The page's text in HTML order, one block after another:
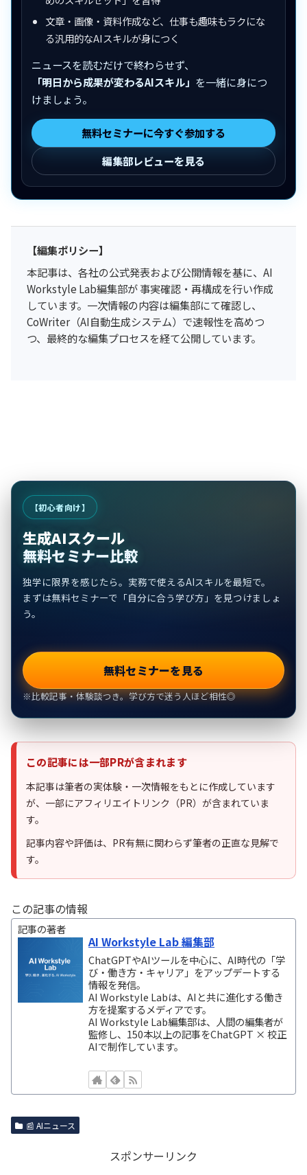
文章・画像・資料作成など、仕事も趣味もラクにな
る汎用的なAIスキルが身につく
ニュースを読むだけで終わらせず、
「明日から成果が変わるAIスキル」 を一緒に身につ
けましょう。
無料セミナーに今すぐ参加する
編集部レビューを見る
【編集ポリシー】
本記事は、各社の公式発表および公開情報を基に、AI
Workstyle Lab編集部が 事実確認・再構成を行い作成
しています。一次情報の内容は編集部にて確認し、
CoWriter（AI自動生成システム）で速報性を高めつ
つ、最終的な編集プロセスを経て公開しています。
【初心者向け】
生成AIスクール
無料セミナー比較
独学に限界を感じたら。実務で使えるAIスキルを最短で。
まずは無料セミナーで「自分に合う学び方」を見つけましょ
う。
無料セミナーを見る
※比較記事・体験談つき。学び方で迷う人ほど相性◎
この記事には一部PRが含まれます
本記事は筆者の実体験・一次情報をもとに作成しています
が、一部にアフィリエイトリンク（PR）が含まれていま
す。
記事内容や評価は、PR有無に関わらず筆者の正直な見解で
す。
この記事の情報
記事の著者
AI Workstyle Lab 編集部
ChatGPTやAIツールを中心に、AI時代の「学
び・働き方・キャリア」をアップデートする
情報を発信。
AI Workstyle Labは、AIと共に進化する働き
方を提案するメディアです。
AI Workstyle Lab編集部は、人間の編集者が
監修し、150本以上の記事をChatGPT × 校正
AIで制作しています。
📰 AIニュース
スポンサーリンク